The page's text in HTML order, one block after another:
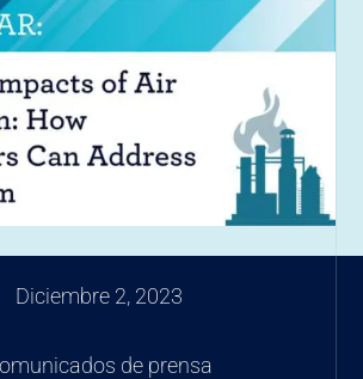
Diciembre 2, 2023
de prensa